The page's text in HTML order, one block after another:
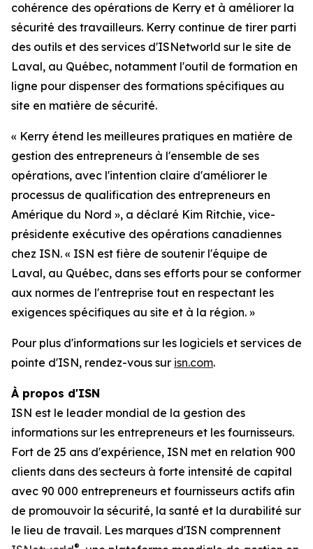
cohérence des opérations de Kerry et à améliorer la
sécurité des travailleurs. Kerry continue de tirer parti
des outils et des services d'ISNetworld sur le site de
Laval, au Québec, notamment l'outil de formation en
ligne pour dispenser des formations spécifiques au
site en matière de sécurité.
« Kerry étend les meilleures pratiques en matière de
gestion des entrepreneurs à l'ensemble de ses
opérations, avec l'intention claire d'améliorer le
processus de qualification des entrepreneurs en
Amérique du Nord », a déclaré Kim Ritchie, vice-
présidente exécutive des opérations canadiennes
chez ISN. « ISN est fière de soutenir l'équipe de
Laval, au Québec, dans ses efforts pour se conformer
aux normes de l'entreprise tout en respectant les
exigences spécifiques au site et à la région. »
Pour plus d'informations sur les logiciels et services de
pointe d'ISN, rendez-vous sur isn.com.
À propos d'ISN
ISN est le leader mondial de la gestion des
informations sur les entrepreneurs et les fournisseurs.
Fort de 25 ans d'expérience, ISN met en relation 900
clients dans des secteurs à forte intensité de capital
avec 90 000 entrepreneurs et fournisseurs actifs afin
de promouvoir la sécurité, la santé et la durabilité sur
le lieu de travail. Les marques d'ISN comprennent
®